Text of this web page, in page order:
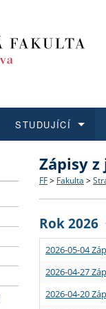
Struktura
Strategie
Podpora
Co
Učitelské
STUDUJÍCÍ
Rigorózní
O vědě a
Granty a
Aktuální
Zápisy
FF > Fakulta >
Rok 2026
2026-05-04
2026-04-27
2026-04-20